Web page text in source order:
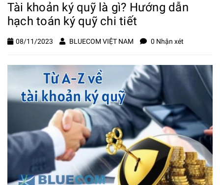
Tài khoản ký quỹ là gì? Hướng dẫn
hạch toán ký quỹ chi tiết
08/11/2023 BLUECOM VIỆT NAM 0 Nhận xét